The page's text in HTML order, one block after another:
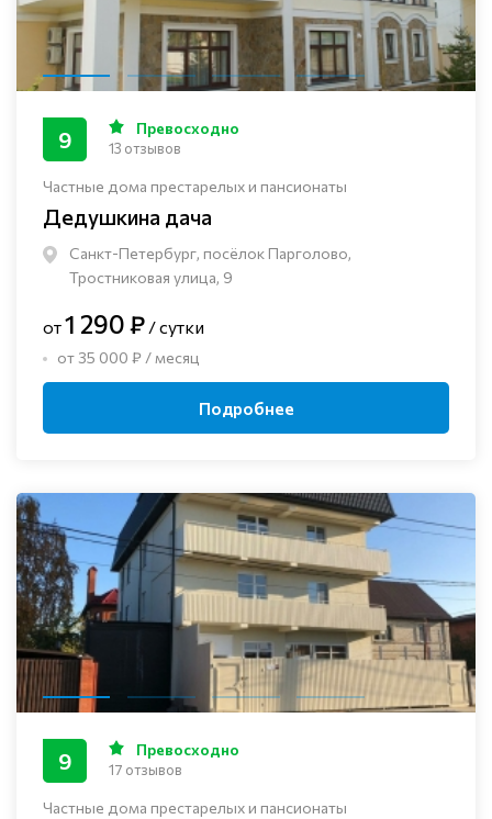
Частные дома престарелых и пансионаты
Дедушкина дача
Санкт-Петербург, посёлок Парголово,
Тростниковая улица, 9
9 Превосходно
13 отзывов
от1 290 ₽ / сутки
от 35 000 ₽ / месяц
Подробнее
Частные дома престарелых и пансионаты
9 Превосходно
17 отзывов